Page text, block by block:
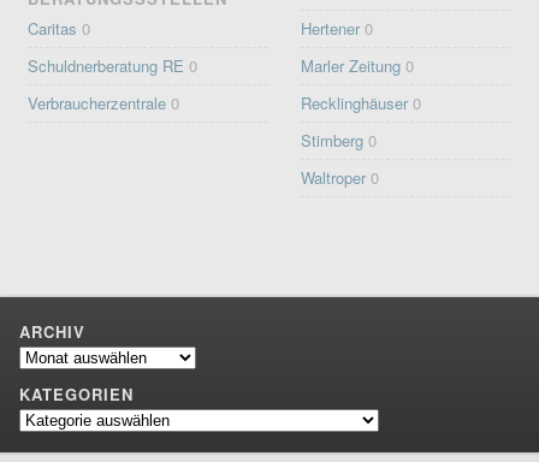
Caritas 0
Schuldnerberatung RE 0
Verbraucherzentrale 0
Hertener 0
Marler Zeitung 0
Recklinghäuser 0
Stimberg 0
Waltroper 0
ARCHIV
Archiv
KATEGORIEN
Kategorien